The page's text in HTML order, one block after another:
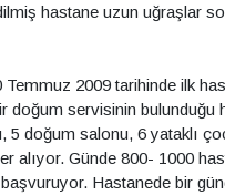
hastane uzun uğraşlar
Temmuz 2009 tarihinde ilk
doğum servisinin
5 doğum salonu, 6 yataklı
alıyor. Günde 800- 1000
Hastanede bir